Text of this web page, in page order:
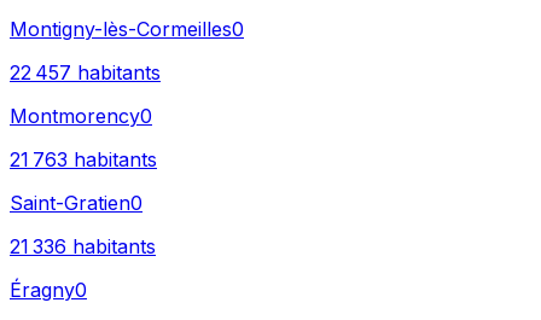
Montigny-lès-Cormeilles0
22 457 habitants
Montmorency0
21 763 habitants
Saint-Gratien0
21 336 habitants
Éragny0